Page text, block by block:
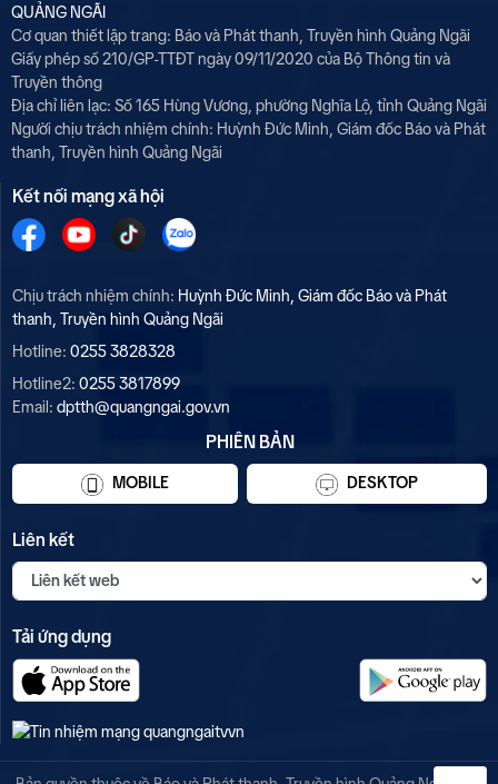
QUẢNG NGÃI
Cơ quan thiết lập trang: Báo và Phát thanh, Truyền hình Quảng Ngãi
Giấy phép số 210/GP-TTĐT ngày 09/11/2020 của Bộ Thông tin và
Truyền thông
Địa chỉ liên lạc: Số 165 Hùng Vương, phường Nghĩa Lộ, tỉnh Quảng Ngãi
Người chịu trách nhiệm chính: Huỳnh Đức Minh, Giám đốc Báo và Phát
thanh, Truyền hình Quảng Ngãi
Kết nối mạng xã hội
Chịu trách nhiệm chính: Huỳnh Đức Minh, Giám đốc Báo và Phát
thanh, Truyền hình Quảng Ngãi
Hotline: 0255 3828328
Hotline2: 0255 3817899
Email: dptth@quangngai.gov.vn
PHIÊN BẢN
MOBILE DESKTOP
Liên kết
Tải ứng dụng